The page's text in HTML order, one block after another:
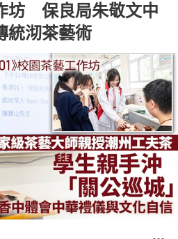
坊 保良局朱敬文中
統沏茶藝術